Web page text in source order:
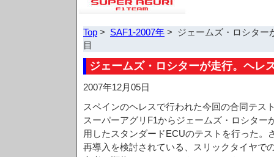
Top > SAF1-2007年 > ジェームズ・ロシター
目
ジェームズ・ロシターが走行。ヘレ
2007年12月05日
スペインのヘレスで行われた今回の合同テス
スーパーアグリF1からジェームズ・ロシター
用したスタンダードECUのテストを行った。
再導入を検討されている、スリックタイヤで